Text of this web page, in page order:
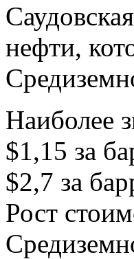
нефти,
Наиболее
$1,15 за
$2,7 за
Рост